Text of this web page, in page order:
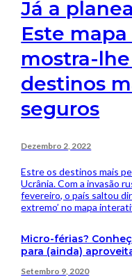
Já a
Este
mostra-
destinos
seguros
Dezembro 2, 2022
Estre os destinos mais
Ucrânia. Com a invasão
fevereiro, o país saltou
extremo’ no mapa
Micro-férias?
para (ainda)
Setembro 9, 2020